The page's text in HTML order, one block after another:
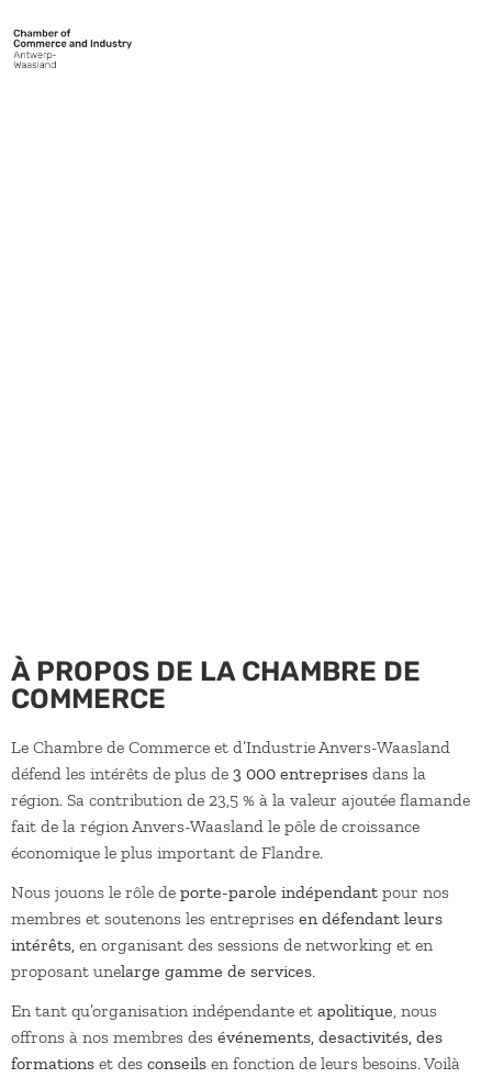
À PROPOS DE LA CHAMBRE DE
COMMERCE
Le Chambre de Commerce et d’Industrie Anvers-Waasland
défend les intérêts de plus de 3 000 entreprises dans la
région. Sa contribution de 23,5 % à la valeur ajoutée flamande
fait de la région Anvers-Waasland le pôle de croissance
économique le plus important de Flandre.
Nous jouons le rôle de porte-parole indépendant pour nos
membres et soutenons les entreprises en défendant leurs
intérêts, en organisant des sessions de networking et en
proposant unelarge gamme de services.
En tant qu’organisation indépendante et apolitique, nous
offrons à nos membres des événements, desactivités, des
formations et des conseils en fonction de leurs besoins. Voilà